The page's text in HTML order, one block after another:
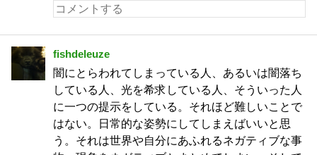
fishdeleuze
闇にとらわれてしまっている人、あるいは闇落ち
している人、光を希求している人、そういった人
に一つの提示をしている。それほど難しいことで
はない。日常的な姿勢にしてしまえばいいと思
う。それは世界や自分にあふれるネガティブな事